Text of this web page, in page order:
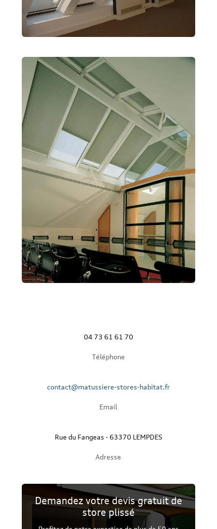
04 73 61 61 70
Téléphone
contact@matussiere-stores-habitat.fr
Email
Rue du Fangeas - 63370 LEMPDES
Adresse
Demandez votre devis gratuit de
store plissé